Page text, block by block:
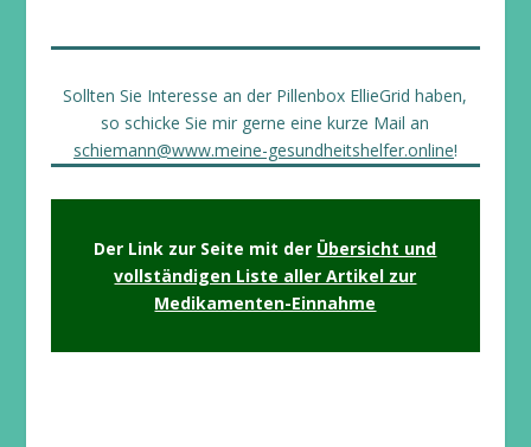
Sollten Sie Interesse an der Pillenbox EllieGrid haben,
so schicke Sie mir gerne eine kurze Mail an
schiemann@www.meine-gesundheitshelfer.online!
Der Link zur Seite mit der Übersicht und
vollständigen Liste aller Artikel zur
Medikamenten-Einnahme